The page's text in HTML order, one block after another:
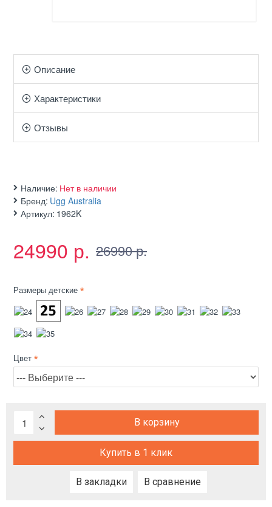
Описание
Характеристики
Отзывы
Наличие: Нет в наличии
Бренд: Ugg Australia
Артикул: 1962K
24990 р. 26990 р.
Размеры детские
Цвет
В корзину
Купить в 1 клик
В закладки В сравнение